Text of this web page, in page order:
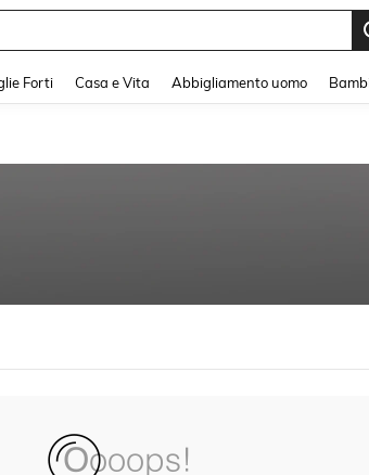
Forti Casa e Vita Abbigliamento uomo